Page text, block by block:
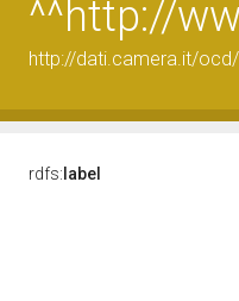
^^http://
http://dati.camera.it/
rdfs: label